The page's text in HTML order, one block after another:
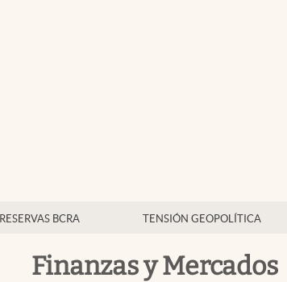
RESERVAS BCRA TENSIÓN GEOPOLÍTICA
Finanzas y Mercados